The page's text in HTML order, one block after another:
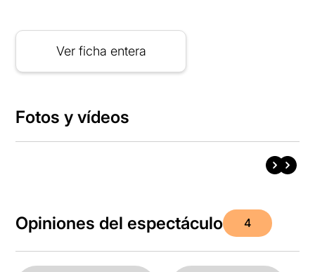
Ver ficha entera
Fotos y vídeos
Opiniones del espectáculo 4